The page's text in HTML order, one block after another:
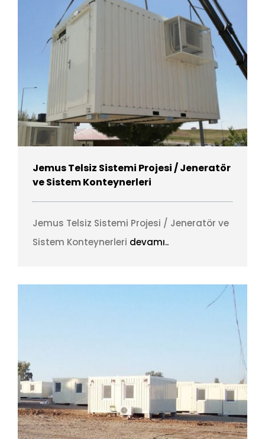
Jemus Telsiz Sistemi Projesi / Jeneratör
ve Sistem Konteynerleri
Jemus Telsiz Sistemi Projesi / Jeneratör ve
Sistem Konteynerleri devamı..